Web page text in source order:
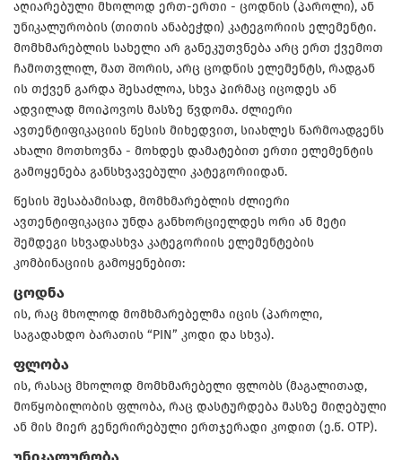
აღიარებული მხოლოდ ერთ-ერთი - ცოდნის (პაროლი), ან
უნიკალურობის (თითის ანაბეჭდი) კატეგორიის ელემენტი.
მომხმარებლის სახელი არ განეკუთვნება არც ერთ ქვემოთ
ჩამოთვლილ, მათ შორის, არც ცოდნის ელემენტს, რადგან
ის თქვენ გარდა შესაძლოა, სხვა პირმაც იცოდეს ან
ადვილად მოიპოვოს მასზე წვდომა. ძლიერი
ავთენტიფიკაციის წესის მიხედვით, სიახლეს წარმოადგენს
ახალი მოთხოვნა - მოხდეს დამატებით ერთი ელემენტის
გამოყენება განსხვავებული კატეგორიიდან.
წესის შესაბამისად, მომხმარებლის ძლიერი
ავთენტიფიკაცია უნდა განხორციელდეს ორი ან მეტი
შემდეგი სხვადასხვა კატეგორიის ელემენტების
კომბინაციის გამოყენებით:
ცოდნა
ის, რაც მხოლოდ მომხმარებელმა იცის (პაროლი,
საგადახდო ბარათის “PIN” კოდი და სხვა).
ფლობა
ის, რასაც მხოლოდ მომხმარებელი ფლობს (მაგალითად,
მოწყობილობის ფლობა, რაც დასტურდება მასზე მიღებული
ან მის მიერ გენერირებული ერთჯერადი კოდით (ე.წ. OTP).